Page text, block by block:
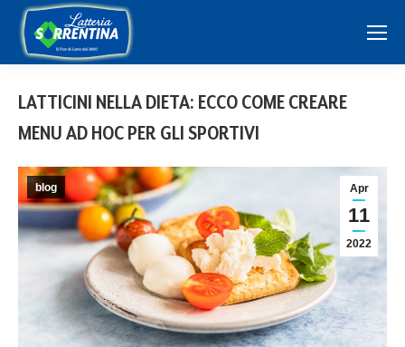
LATTICINI NELLA DIETA: ECCO COME CREARE
MENU AD HOC PER GLI SPORTIVI
Apr
11
2022
blog